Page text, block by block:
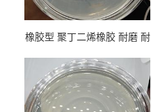
橡胶型 聚丁二烯橡胶 耐磨 耐
性